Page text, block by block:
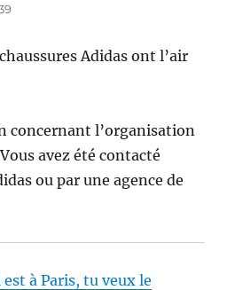
Adidas ont l’air
concernant l’organisation
avez été contacté
ou par une agence de
à Paris, tu veux le